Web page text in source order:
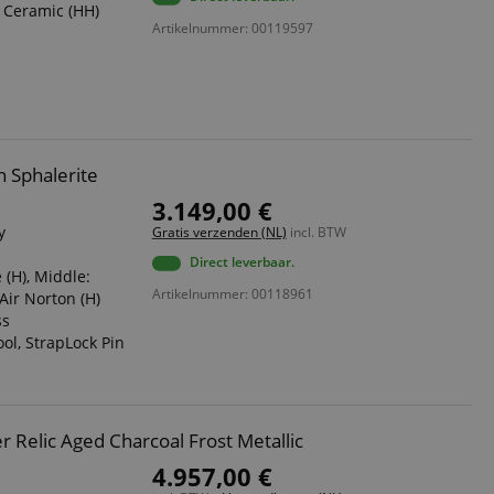
(HH)
Artikelnummer: 00119597
Sphalerite
(H), Middle:
Norton (H)
StrapLock Pin
3.149,00 €
Gratis verzenden (NL) incl. BTW
Direct leverbaar.
Artikelnummer: 00118961
Relic Aged Charcoal Frost Metallic
4.957,00 €
service om
De
werken.
are used by the
so users can
used to facilitate
session by the
across page
Omschrijving